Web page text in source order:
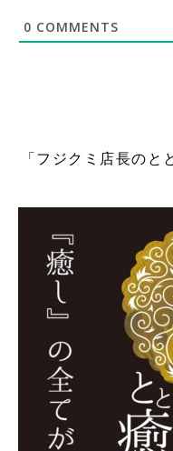
0 COMMENTS
「フジクミ店長の